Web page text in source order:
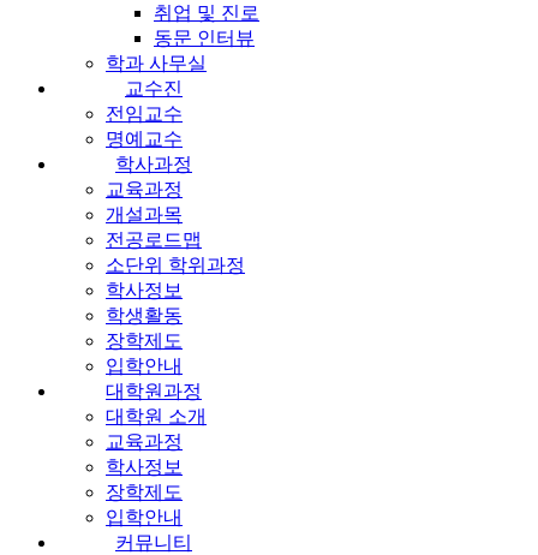
취업 및 진로
동문 인터뷰
학과 사무실
교수진
전임교수
명예교수
학사과정
교육과정
개설과목
전공로드맵
소단위 학위과정
학사정보
학생활동
장학제도
입학안내
대학원과정
대학원 소개
교육과정
학사정보
장학제도
입학안내
커뮤니티